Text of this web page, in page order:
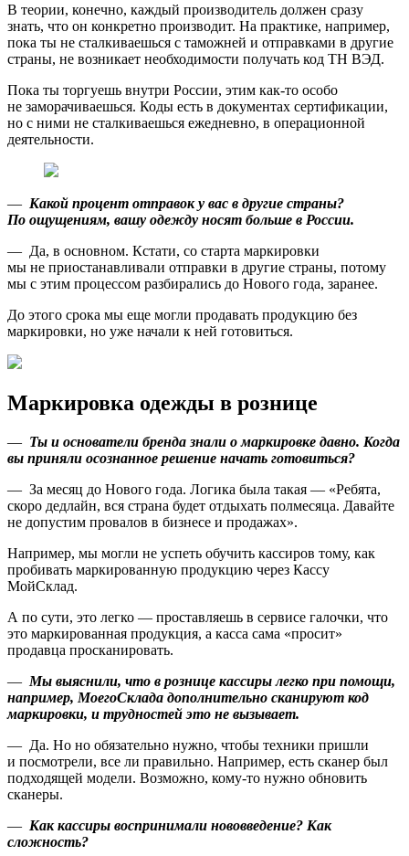
В теории, конечно, каждый производитель должен сразу
знать, что он конкретно производит. На практике, например,
пока ты не сталкиваешься с таможней и отправками в другие
страны, не возникает необходимости получать код ТН ВЭД.
Пока ты торгуешь внутри России, этим как-то особо
не заморачиваешься. Коды есть в документах сертификации,
но с ними не сталкиваешься ежедневно, в операционной
деятельности.
— Какой процент отправок у вас в другие страны?
По ощущениям, вашу одежду носят больше в России.
— Да, в основном. Кстати, со старта маркировки
мы не приостанавливали отправки в другие страны, потому
мы с этим процессом разбирались до Нового года, заранее.
До этого срока мы еще могли продавать продукцию без
маркировки, но уже начали к ней готовиться.
Маркировка одежды в рознице
— Ты и основатели бренда знали о маркировке давно. Когда
вы приняли осознанное решение начать готовиться?
— За месяц до Нового года. Логика была такая — «Ребята,
скоро дедлайн, вся страна будет отдыхать полмесяца. Давайте
не допустим провалов в бизнесе и продажах».
Например, мы могли не успеть обучить кассиров тому, как
пробивать маркированную продукцию через Кассу
МойСклад.
А по сути, это легко — проставляешь в сервисе галочки, что
это маркированная продукция, а касса сама «просит»
продавца просканировать.
— Мы выяснили, что в рознице кассиры легко при помощи,
например, МоегоСклада дополнительно сканируют код
маркировки, и трудностей это не вызывает.
— Да. Но но обязательно нужно, чтобы техники пришли
и посмотрели, все ли правильно. Например, есть сканер был
подходящей модели. Возможно, кому-то нужно обновить
сканеры.
— Как кассиры воспринимали нововведение? Как
сложность?